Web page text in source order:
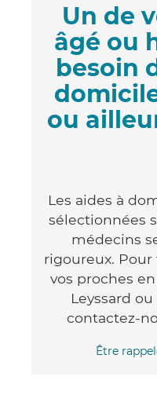
Un de
âgé ou
besoin
ou
Les aides à
sélectionnées
médecins
rigoureux.
vos proches
Leyssard
contactez-
Être